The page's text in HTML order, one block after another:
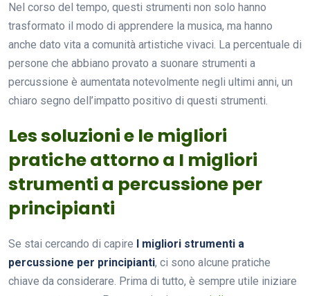
Nel corso del tempo, questi strumenti non solo hanno
trasformato il modo di apprendere la musica, ma hanno
anche dato vita a comunità artistiche vivaci. La percentuale di
persone che abbiano provato a suonare strumenti a
percussione è aumentata notevolmente negli ultimi anni, un
chiaro segno dell’impatto positivo di questi strumenti.
Les soluzioni e le migliori
pratiche attorno a I migliori
strumenti a percussione per
principianti
Se stai cercando di capire I migliori strumenti a
percussione per principianti, ci sono alcune pratiche
chiave da considerare. Prima di tutto, è sempre utile iniziare